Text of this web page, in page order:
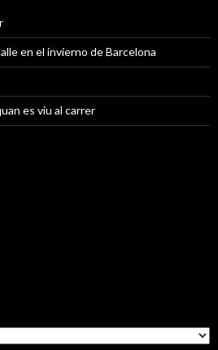
en el invierno de Barcelona
es viu al carrer